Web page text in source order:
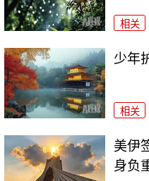
相关
少年
相关
美伊
身负